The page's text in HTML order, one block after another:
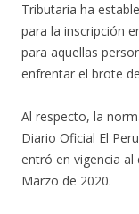
Tributaria ha
para la inscripción
para aquellas
enfrentar el brote
Al respecto, la
Diario Oficial El
entró en vigencia al
Marzo de 2020.